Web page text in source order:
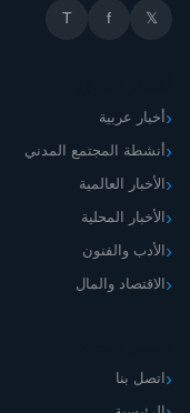
𝕏
f
T
أخبار عربية
أنشطة المجتمع المدني
الأخبار العالمية
الأخبار المحلية
الأدب والفنون
الاقتصاد والمال
اتصل بنا